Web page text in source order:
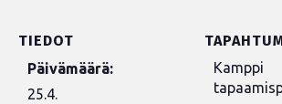
TIEDOT
Päivämäärä:
25.4.
Kamppi